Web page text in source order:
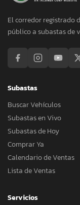
El corredor registrado
público a subastas de
Subastas
Buscar Vehículos
Subastas en Vivo
Subastas de Hoy
Comprar Ya
Calendario de Ventas
Lista de Ventas
Servicios